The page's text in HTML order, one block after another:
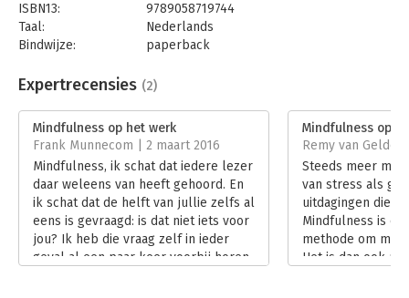
ISBN13:
9789058719744
Taal:
Nederlands
Bindwijze:
paperback
Uitgever:
Uitgeverij Thema
Verschijningsdatum:
13-3-2015
Hoofdrubriek: Persoonlijke effectiviteit
Expertrecensies (2)
Mindfulness op het werk
Frank Munnecom | 2 maart 2016
Mindfulness, ik schat dat iedere lezer
daar weleens van heeft gehoord. En
ik schat dat de helft van jullie zelfs al
eens is gevraagd: is dat niet iets voor
jou? Ik heb die vraag zelf in ieder
geval al een paar keer voorbij horen
Mindfulness op
Remy van Gelder
Steeds meer
van stress als
uitdagingen die
Mindfulness is
methode om met
Het is dan ook